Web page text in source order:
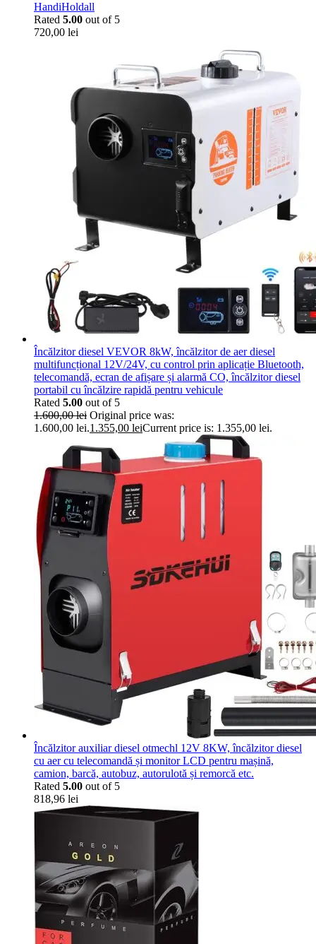
HandiHoldall
Rated 5.00 out of 5
720,00 lei
Încălzitor diesel VEVOR 8kW, încălzitor de aer diesel
multifuncțional 12V/24V, cu control prin aplicație Bluetooth,
telecomandă, ecran de afișare și alarmă CO, încălzitor diesel
portabil cu încălzire rapidă pentru vehicule
Rated 5.00 out of 5
1.600,00lei Original price was:
1.600,00 lei.1.355,00 leiCurrent price is: 1.355,00 lei.
Încălzitor auxiliar diesel otmechl 12V 8KW, încălzitor diesel
cu aer cu telecomandă și monitor LCD pentru mașină,
camion, barcă, autobuz, autorulotă și remorcă etc.
Rated 5.00 out of 5
818,96 lei